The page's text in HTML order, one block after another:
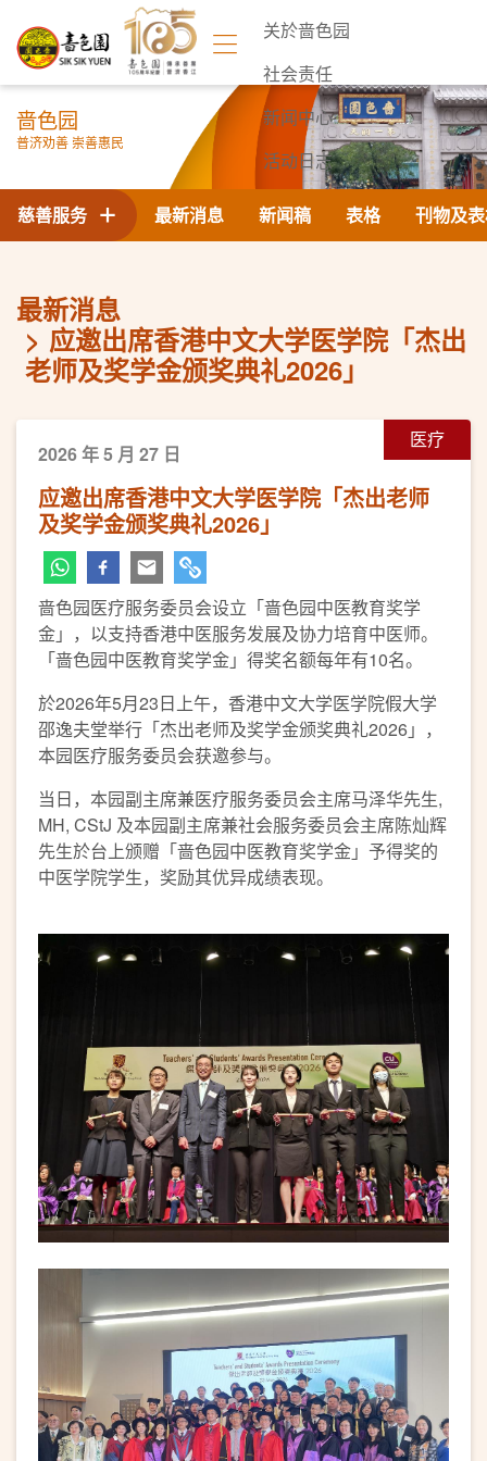
关於啬色园
社会责任
新闻中心
活动日志
联络我们
啬色园
普济劝善 崇善惠民
最新消息 新闻稿 表格 刊物及
慈善服务
最新消息
应邀出席香港中文大学医学院「杰出
老师及奖学金颁奖典礼2026」
医疗
2026 年 5 月 27 日
应邀出席香港中文大学医学院「杰出老师
及奖学金颁奖典礼2026」
啬色园医疗服务委员会设立「啬色园中医教育奖学
金」，以支持香港中医服务发展及协力培育中医师。
「啬色园中医教育奖学金」得奖名额每年有10名。
於2026年5月23日上午，香港中文大学医学院假大学
邵逸夫堂举行「杰出老师及奖学金颁奖典礼2026」，
本园医疗服务委员会获邀参与。
当日，本园副主席兼医疗服务委员会主席马泽华先生,
MH, CStJ 及本园副主席兼社会服务委员会主席陈灿辉
先生於台上颁赠「啬色园中医教育奖学金」予得奖的
中医学院学生，奖励其优异成绩表现。